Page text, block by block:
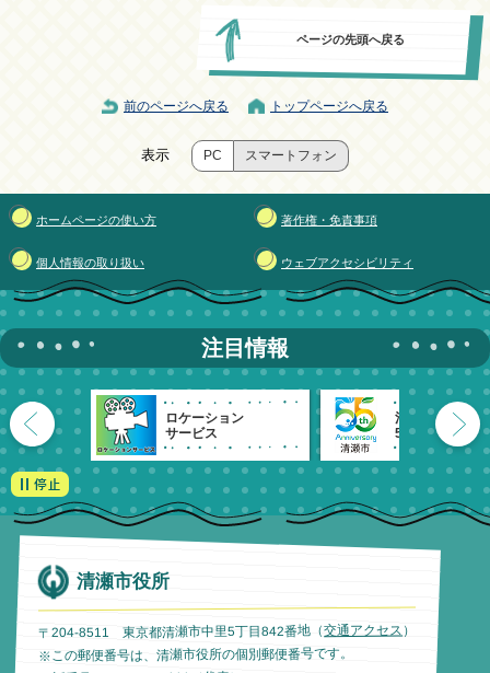
ページの先頭へ戻る
前のページへ戻る トップページへ戻る
表示 PC スマートフォン
ホームページの使い方 著作権・免責事項
個人情報の取り扱い ウェブアクセシビリティ
注目情報
ロケーション
サービス
清瀬市
55周年記念
清瀬市役所
〒204-8511 東京都清瀬市中里5丁目842番地（交通アクセス ）
※この郵便番号は、清瀬市役所の個別郵便番号です。